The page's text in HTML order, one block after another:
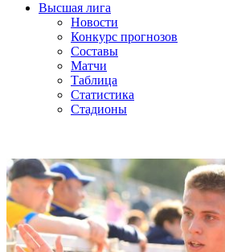
Высшая лига
Новости
Конкурс прогнозов
Составы
Матчи
Таблица
Статистика
Стадионы